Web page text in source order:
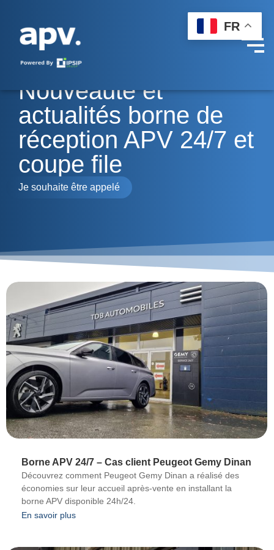
Nouveauté et
actualités borne de
réception APV 24/7 et
coupe file
Je souhaite être appelé
Borne APV 24/7 – Cas client Peugeot Gemy Dinan
Découvrez comment Peugeot Gemy Dinan a réalisé des
économies sur leur accueil après-vente en installant la
borne APV disponible 24h/24.
En savoir plus
FR